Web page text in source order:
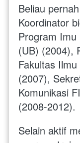
Beliau
Koordinator
Program Imu
(UB) (2004),
Fakultas
(2007),
Komunikasi
(2008-2012).
Selain aktif